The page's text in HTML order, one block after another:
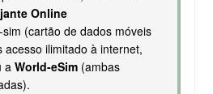
Online
(cartão de dados móveis
acesso ilimitado à internet,
a World-eSim(ambas